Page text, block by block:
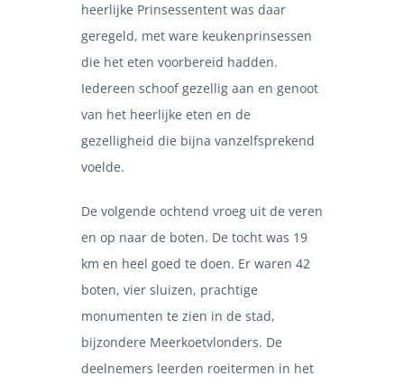
heerlijke Prinsessentent was daar
geregeld, met ware keukenprinsessen
die het eten voorbereid hadden.
Iedereen schoof gezellig aan en genoot
van het heerlijke eten en de
gezelligheid die bijna vanzelfsprekend
voelde.
De volgende ochtend vroeg uit de veren
en op naar de boten. De tocht was 19
km en heel goed te doen. Er waren 42
boten, vier sluizen, prachtige
monumenten te zien in de stad,
bijzondere Meerkoetvlonders. De
deelnemers leerden roeitermen in het